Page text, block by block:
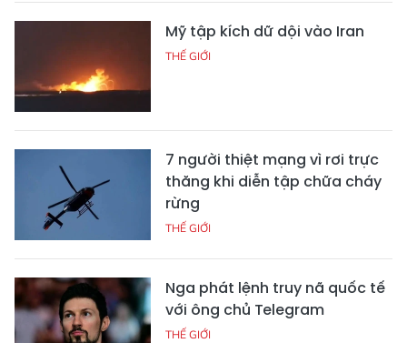
Mỹ tập kích dữ dội vào Iran
THẾ GIỚI
7 người thiệt mạng vì rơi trực
thăng khi diễn tập chữa cháy
rừng
THẾ GIỚI
Nga phát lệnh truy nã quốc tế
với ông chủ Telegram
THẾ GIỚI